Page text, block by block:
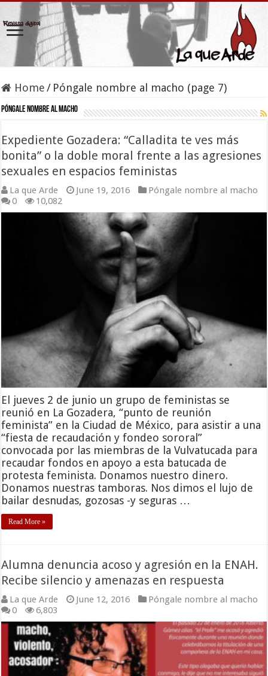
Home / Póngale nombre al macho (page 7)
Póngale nombre al macho
Expediente Gozadera: “Calladita te ves más
bonita” o la doble moral frente a las agresiones
sexuales en espacios feministas
La que Arde June 19, 2016
Póngale nombre al macho
0
10,082
El jueves 2 de junio un grupo de feministas se
reunió en La Gozadera, “punto de reunión
feminista” en la Ciudad de México, para asistir a una
“fiesta de recaudación y fondeo sororal”
convocada por las miembras de la Vulvatucada para
recaudar fondos en apoyo a esta batucada de
protesta feminista. Donamos nuestro dinero.
Donamos nuestras tamboras. Nos dimos el lujo de
bailar desnudas, gozosas -y seguras …
Read More »
Alumna denuncia acoso y agresión en la ENAH.
Recibe silencio y amenazas en respuesta
La que Arde June 12, 2016
Póngale nombre al macho
0
6,803